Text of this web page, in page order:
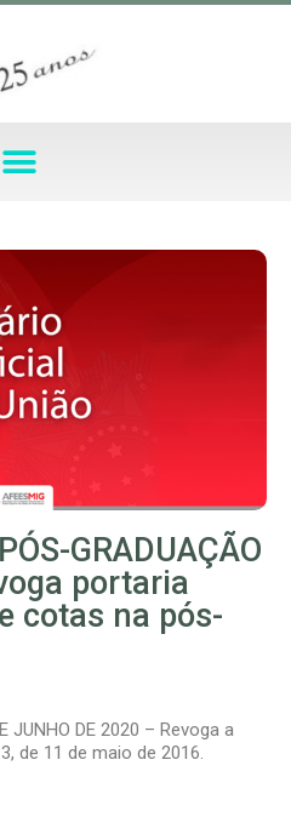
GRADUAÇÃO
portaria
cotas na pós-
JUNHO DE 2020 – Revoga a
de 11 de maio de 2016.